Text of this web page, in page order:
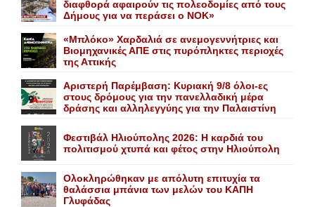
διαφθορά αφαιρούν τις πολεοδομίες από τους
Δήμους για να περάσει ο NOK»
«Mπλόκο» Xαρδαλιά σε ανεμογεννήτριες και
Bιομηχανικές ΑΠΕ στις πυρόπληκτες περιοχές
της Αττικής
Αριστερή Παρέμβαση: Κυριακή 9/8 όλοι-ες
στους δρόμους για την πανελλαδική μέρα
δράσης και αλληλεγγύης για την Παλαιστίνη
Φεστιβάλ Ηλιούπολης 2026: Η καρδιά του
πολιτισμού χτυπά και φέτος στην Ηλιούπολη
Ολοκληρώθηκαν με απόλυτη επιτυχία τα
θαλάσσια μπάνια των μελών του KAΠH
Γλυφάδας